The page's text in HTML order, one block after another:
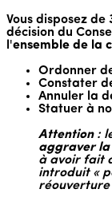
Vous disposez de
décision du
l'ensemble de la
Ordonner
Constater
Annuler la
Statuer à
Attention:
aggraver la
à avoir fait
introduit «
réouverture